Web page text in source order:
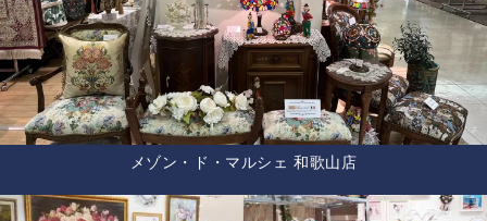
メゾン・ド・マルシェ 和歌山店